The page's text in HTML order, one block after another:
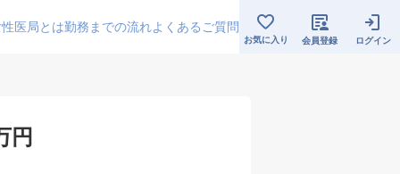
医局とは勤務までの流れよくあるご質問
お気に入り 会員登録 ログイン
円